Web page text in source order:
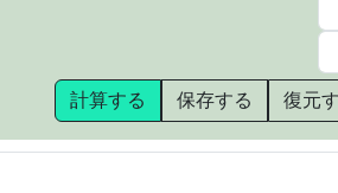
計算する 保存する 復元